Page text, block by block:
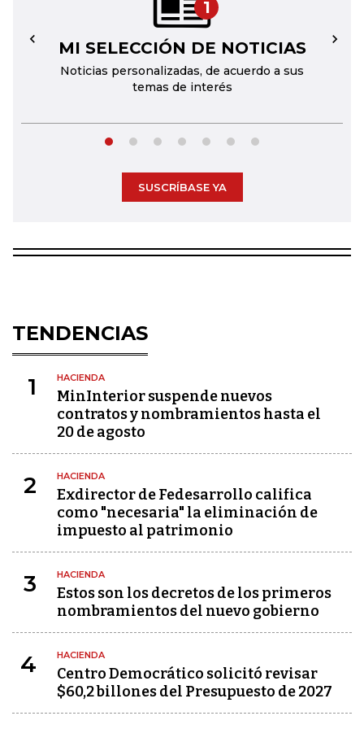
1
MI SELECCIÓN DE NOTICIAS
Noticias personalizadas, de acuerdo a sus
temas de interés
← →
SUSCRÍBASE YA
TENDENCIAS
1 HACIENDA
MinInterior suspende nuevos
contratos y nombramientos hasta el
20 de agosto
2 HACIENDA
Exdirector de Fedesarrollo califica
como "necesaria" la eliminación de
impuesto al patrimonio
3 HACIENDA
Estos son los decretos de los primeros
nombramientos del nuevo gobierno
4 HACIENDA
Centro Democrático solicitó revisar
$60,2 billones del Presupuesto de 2027